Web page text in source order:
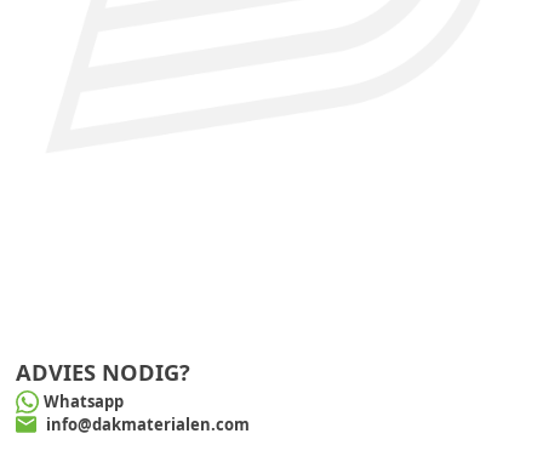
ADVIES NODIG?
Whatsapp
info@dakmaterialen.com